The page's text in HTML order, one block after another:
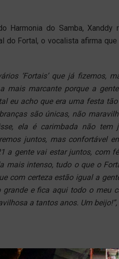
Harmonia do Samba, Xanddy
do Fortal, o vocalista afirma
‘Fortais’ que já fizemos,
mais marcante porque a
eu acho que era uma festa
são únicas, não
ela é carimbada não tem
juntos, mas confortável
a gente vai estar juntos, com
mais intenso, tudo o que o
com certeza estão igual a
e fica aqui todo o meu
a tantos anos. Um beijo!”,